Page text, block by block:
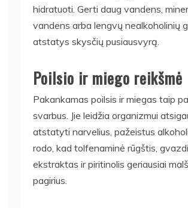
hidratuoti. Gerti daug vandens,
vandens arba lengvų nealkoholinių
atstatys skysčių pusiausvyrą.
Poilsio ir miego reikšmė
Pakankamas poilsis ir miegas taip
svarbus. Jie leidžia organizmui
atstatyti narvelius, pažeistus
rodo, kad tolfenaminė rūgštis,
ekstraktas ir piritinolis geriausiai
pagirius.